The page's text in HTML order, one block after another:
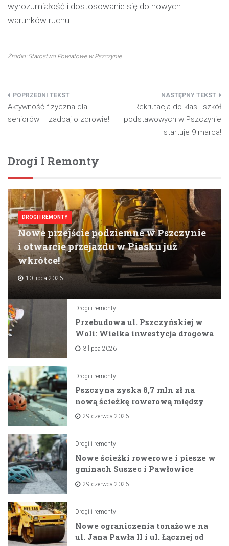
wyrozumiałość i dostosowanie się do nowych
warunków ruchu.
Źródło: Starostwo Powiatowe w Pszczynie
Nawigacja
wpisu
Aktywność fizyczna dla
seniorów – zadbaj o zdrowie!
Rekrutacja do klas I szkół
podstawowych w Pszczynie
startuje 9 marca!
Drogi I Remonty
DROGI I REMONTY
Nowe przejście podziemne w Pszczynie
i otwarcie przejazdu w Piasku już
wkrótce!
10 lipca 2026
Drogi i remonty
Przebudowa ul. Pszczyńskiej w
Woli: Wielka inwestycja drogowa
na horyzoncie
3 lipca 2026
Drogi i remonty
Pszczyna zyska 8,7 mln zł na
nową ścieżkę rowerową między
zaporami
29 czerwca 2026
Drogi i remonty
Nowe ścieżki rowerowe i piesze w
gminach Suszec i Pawłowice
dzięki unijnemu wsparciu
29 czerwca 2026
Drogi i remonty
Nowe ograniczenia tonażowe na
ul. Jana Pawła II i ul. Łącznej od